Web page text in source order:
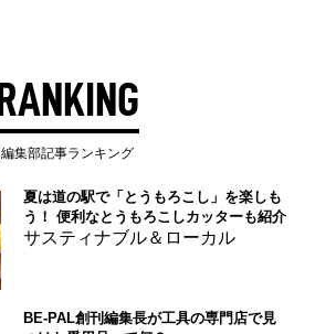
RANKING
編集部記事ランキング
夏は道の駅で「とうもろこし」を楽しも
う！ 便利なとうもろこしカッターも紹介
サスティナブル＆ローカル
BE-PAL創刊編集長が工具の専門店で見